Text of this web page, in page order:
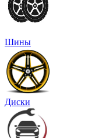
Шины
Диски